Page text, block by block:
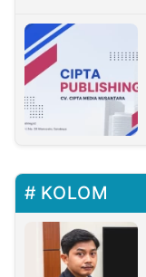
KOLOM